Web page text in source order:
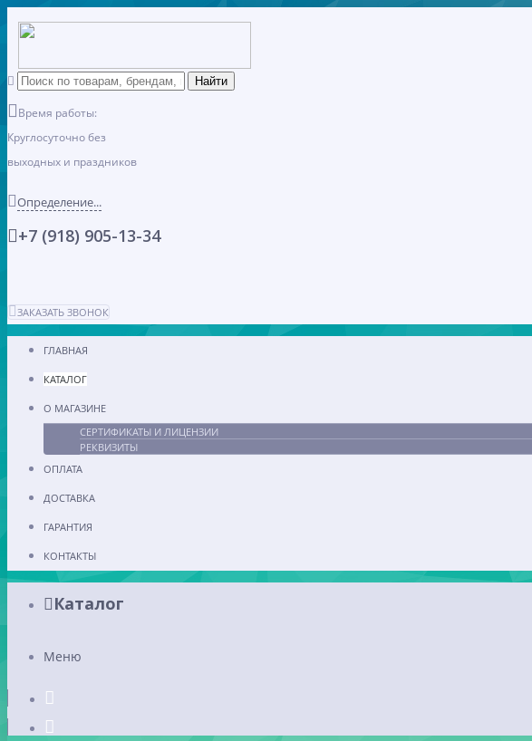
Время работы:
Круглосуточно без
выходных и праздников
Определение...
+7 (918) 905-13-34
ЗАКАЗАТЬ ЗВОНОК
ГЛАВНАЯ
КАТАЛОГ
О МАГАЗИНЕ
СЕРТИФИКАТЫ И ЛИЦЕНЗИИ
РЕКВИЗИТЫ
ОПЛАТА
ДОСТАВКА
ГАРАНТИЯ
КОНТАКТЫ
Каталог
Меню